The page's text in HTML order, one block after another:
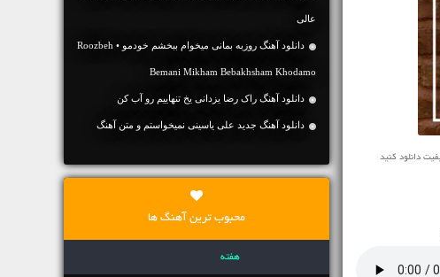
عالی
دانلود آهنگ روزبه بمانی میخوام ببخشم خودمو • Roozbeh
Bemani Mikham Bebakhsham Khodamo
دانلود آهنگ راک رضا یزدانی یخ تنهاییم رو آب کن
دانلود آهنگ جديد علی یاسینی نمیخواستم و متن آهنگ
محبوب ترین آهنگ ها
هفته